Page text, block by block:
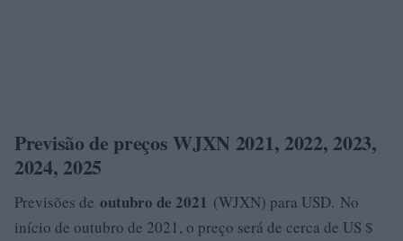
Previsão de preços WJXN 2021, 2022, 2023,
2024, 2025
Previsões de outubro de 2021 (WJXN) para USD. No
início de outubro de 2021, o preço será de cerca de US $